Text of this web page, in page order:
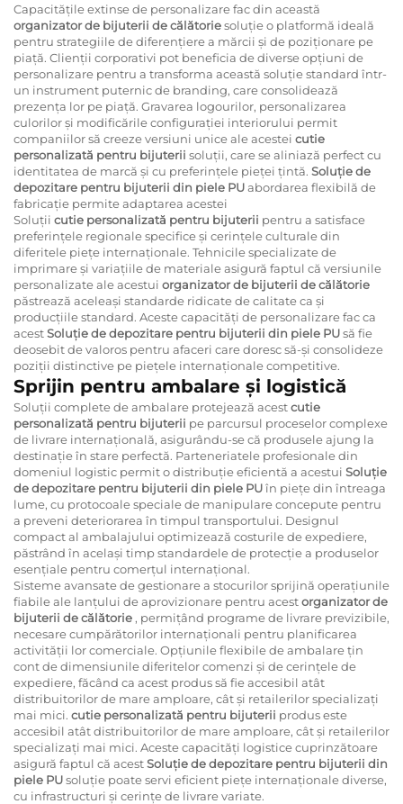
Capacitățile extinse de personalizare fac din această
organizator de bijuterii de călătoriesoluție o platformă ideală
pentru strategiile de diferențiere a mărcii și de poziționare pe
piață. Clienții corporativi pot beneficia de diverse opțiuni de
personalizare pentru a transforma această soluție standard într-
un instrument puternic de branding, care consolidează
prezența lor pe piață. Gravarea logourilor, personalizarea
culorilor și modificările configurației interiorului permit
companiilor să creeze versiuni unice ale acestei cutie
personalizată pentru bijuterii soluții, care se aliniază perfect cu
identitatea de marcă și cu preferințele pieței țintă. Soluție de
depozitare pentru bijuterii din piele PUabordarea flexibilă de
fabricație permite adaptarea acestei
Soluții cutie personalizată pentru bijuterii pentru a satisface
preferințele regionale specifice și cerințele culturale din
diferitele piețe internaționale. Tehnicile specializate de
imprimare și variațiile de materiale asigură faptul că versiunile
personalizate ale acestui organizator de bijuterii de călătorie
păstrează aceleași standarde ridicate de calitate ca și
producțiile standard. Aceste capacități de personalizare fac ca
acestSoluție de depozitare pentru bijuterii din piele PUsă fie
deosebit de valoros pentru afaceri care doresc să-și consolideze
poziții distinctive pe piețele internaționale competitive.
Sprijin pentru ambalare și logistică
Soluții complete de ambalare protejează acestcutie
personalizată pentru bijuterii pe parcursul proceselor complexe
de livrare internațională, asigurându-se că produsele ajung la
destinație în stare perfectă. Parteneriatele profesionale din
domeniul logistic permit o distribuție eficientă a acestui Soluție
de depozitare pentru bijuterii din piele PUîn piețe din întreaga
lume, cu protocoale speciale de manipulare concepute pentru
a preveni deteriorarea în timpul transportului. Designul
compact al ambalajului optimizează costurile de expediere,
păstrând în același timp standardele de protecție a produselor
esențiale pentru comerțul internațional.
Sisteme avansate de gestionare a stocurilor sprijină operațiunile
fiabile ale lanțului de aprovizionare pentru acestorganizator de
bijuterii de călătorie , permițând programe de livrare previzibile,
necesare cumpărătorilor internaționali pentru planificarea
activității lor comerciale. Opțiunile flexibile de ambalare țin
cont de dimensiunile diferitelor comenzi și de cerințele de
expediere, făcând ca acest produs să fie accesibil atât
distribuitorilor de mare amploare, cât și retailerilor specializați
mai mici. cutie personalizată pentru bijuterii produs este
accesibil atât distribuitorilor de mare amploare, cât și retailerilor
specializați mai mici. Aceste capacități logistice cuprinzătoare
asigură faptul că acestSoluție de depozitare pentru bijuterii din
piele PUsoluție poate servi eficient piețe internaționale diverse,
cu infrastructuri și cerințe de livrare variate.